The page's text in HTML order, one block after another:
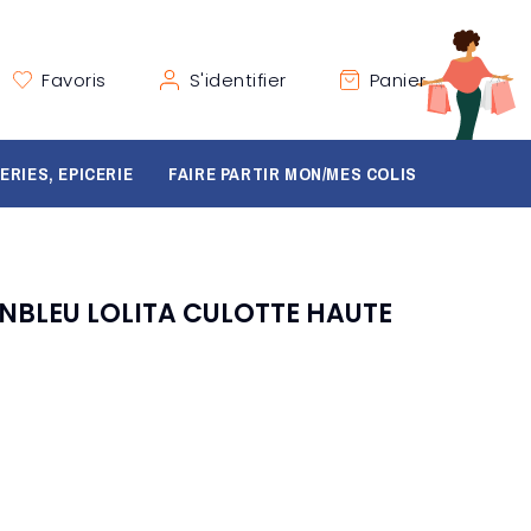
S'identifier
Favoris Panier
EPICERIE FAIRE PARTIR MON/MES COLIS
LOLITA CULOTTE HAUTE